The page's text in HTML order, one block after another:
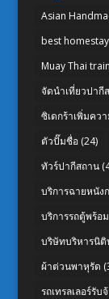
Asian
best
Muay Thai
จัดนำเที่ยวปากี
ซิเดกร้าเพิ่มคว
ตัวปั๊มชื่อ(24)
ทัวร์ปากีสถาน
บริการฉายหนัง
บริการรถตู้พร้อ
บริษัทบริหารนิ
ผ้าต่วนพาหุรัด
รถเทรลเลอร์รับ